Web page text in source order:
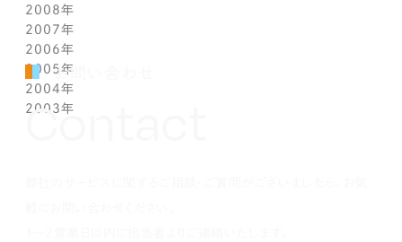
1月(1)
2月(4)
1月(2)
3月(6)
2月(5)
1月(1)
4月(3)
3月(3)
2月(5)
5月(4)
4月(3)
3月(2)
2月(7)
1月(1)
6月(5)
5月(4)
4月(4)
3月(3)
2月(5)
1月(3)
7月(9)
6月(6)
5月(3)
4月(7)
3月(3)
2月(6)
8月(4)
7月(3)
6月(1)
5月(5)
4月(1)
3月(1)
9月(1)
8月(1)
7月(3)
5月(2)
4月(1)
3月(1)
10月(2)
8月(2)
7月(4)
5月(2)
4月(1)
3月(3)
11月(1)
10月(2)
9月(1)
8月(2)
7月(3)
5月(2)
11月(6)
10月(9)
9月(3)
8月(1)
7月(5)
6月(2)
2008年
11月(4)
10月(2)
9月(2)
8月(4)
7月(3)
2007年
12月(2)
11月(2)
10月(1)
9月(2)
2006年
12月(1)
11月(1)
10月(2)
2005年
10月(2)
8月(4)
2004年
12月(4)
2003年
お問い合わせ
Contact